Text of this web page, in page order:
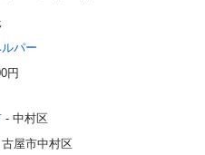
パー
円
- 中村区
屋市中村区